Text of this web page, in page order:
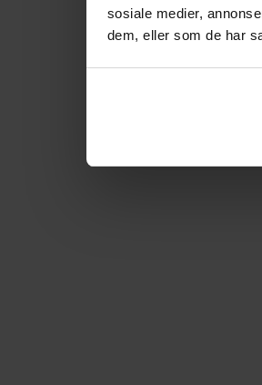
sosiale medier,
dem, eller som de har